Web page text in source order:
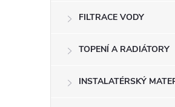
FILTRACE VODY
TOPENÍ A RADIÁTORY
INSTALATÉRSKÝ